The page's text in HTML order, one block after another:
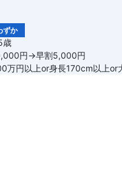
ずか
歳
円→早割5,000円
万円以上or身長170cm以上or